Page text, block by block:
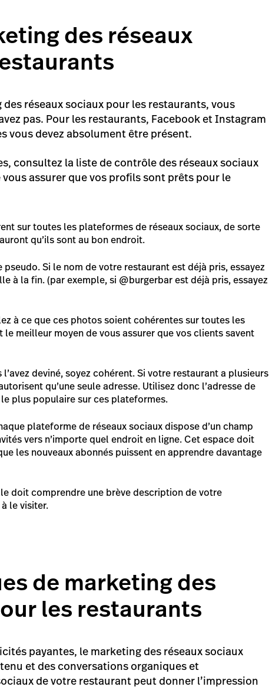
des réseaux
réseaux sociaux pour les restaurants, vous
pas. Pour les restaurants, Facebook et Instagram
vous devez absolument être présent.
consultez la liste de contrôle des réseaux sociaux
assurer que vos profils sont prêts pour le
sur toutes les plateformes de réseaux sociaux, de sorte
qu’ils sont au bon endroit.
Si le nom de votre restaurant est déjà pris, essayez
à la fin. (par exemple, si @burgerbar est déjà pris, essayez
à ce que ces photos soient cohérentes sur toutes les
meilleur moyen de vous assurer que vos clients savent
deviné, soyez cohérent. Si votre restaurant a plusieurs
qu’une seule adresse. Utilisez donc l’adresse de
plus populaire sur ces plateformes.
plateforme de réseaux sociaux dispose d’un champ
vers n’importe quel endroit en ligne. Cet espace doit
les nouveaux abonnés puissent en apprendre davantage
doit comprendre une brève description de votre
le visiter.
de marketing des
les restaurants
payantes, le marketing des réseaux sociaux
et des conversations organiques et
de votre restaurant peut donner l’impression